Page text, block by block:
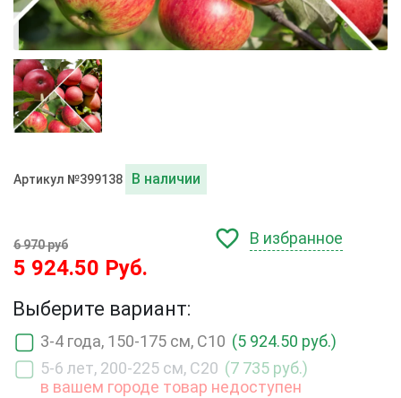
Артикул №399138 В наличии
6 970 руб
5 924.50 Руб.
В избранное
Выберите вариант:
3-4 года, 150-175 см, С10 (5 924.50 руб.)
5-6 лет, 200-225 см, С20 (7 735 руб.)
в вашем городе товар недоступен